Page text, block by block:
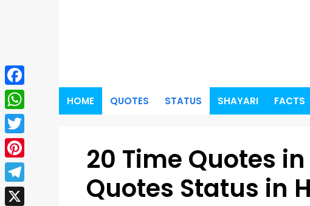
HOME QUOTES STATUS SHAYARI FACTS
20 Time Quotes
Quotes Status in
Facebook
WhatsApp
Twitter
Pinterest
Telegram